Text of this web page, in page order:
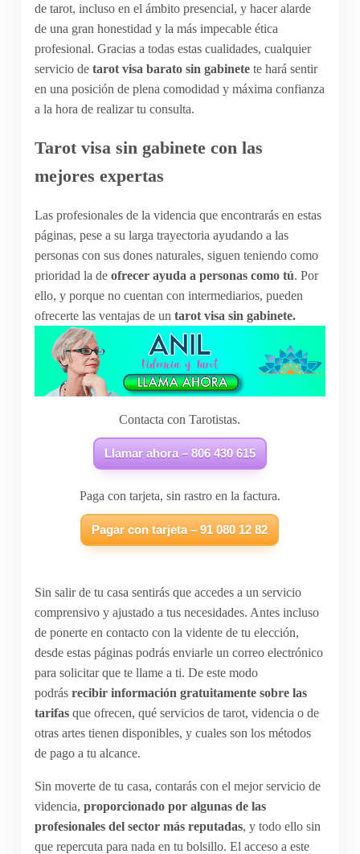
de tarot, incluso en el ámbito presencial, y hacer alarde
de una gran honestidad y la más impecable ética
profesional. Gracias a todas estas cualidades, cualquier
servicio de tarot visa barato sin gabinete te hará sentir
en una posición de plena comodidad y máxima confianza
a la hora de realizar tu consulta.
Tarot visa sin gabinete con las
mejores expertas
Las profesionales de la videncia que encontrarás en estas
páginas, pese a su larga trayectoria ayudando a las
personas con sus dones naturales, siguen teniendo como
prioridad la de ofrecer ayuda a personas como tú. Por
ello, y porque no cuentan con intermediarios, pueden
ofrecerte las ventajas de un tarot visa sin gabinete.
Contacta con Tarotistas.
Llamar ahora – 806 430 615
Paga con tarjeta, sin rastro en la factura.
Pagar con tarjeta – 91 080 12 82
Sin salir de tu casa sentirás que accedes a un servicio
comprensivo y ajustado a tus necesidades. Antes incluso
de ponerte en contacto con la vidente de tu elección,
desde estas páginas podrás enviarle un correo electrónico
para solicitar que te llame a ti. De este modo
podrás recibir información gratuitamente sobre las
tarifasque ofrecen, qué servicios de tarot, videncia o de
otras artes tienen disponibles, y cuales son los métodos
de pago a tu alcance.
Sin moverte de tu casa, contarás con el mejor servicio de
videncia, proporcionado por algunas de las
profesionales del sector más reputadas, y todo ello sin
que repercuta para nada en tu bolsillo. El acceso a este